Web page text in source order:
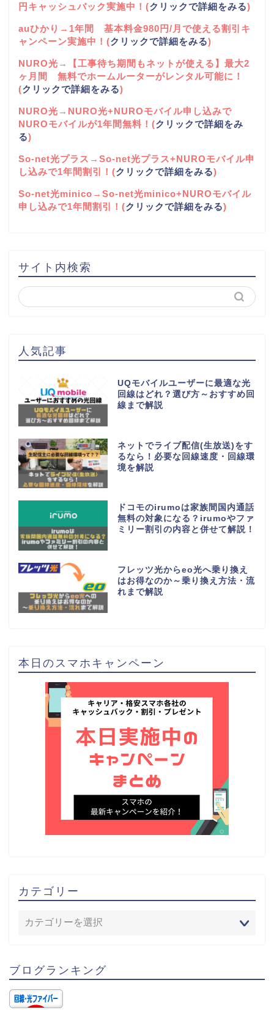
円キャッシュバック実施中！(クリックで詳細をみる)
auひかり→1年間 基本料金980円/月で使える割引キ
ャンペーン実施中！(クリックで詳細をみる)
NURO光→【工事待ち期間もネットが使える】最大2
ヶ月間 無料でホームルーターがレンタル可能に！
(クリックで詳細をみる)
NURO光→NURO光+NUROモバイル申し込みで
NUROモバイルが1年間無料！(クリックで詳細をみ
る)
So-net光プラス→So-net光プラス+NUROモバイル申
し込みで1年間割引！(クリックで詳細をみる)
So-net光minico→So-net光minico+NUROモバイル
申し込みで1年間割引！(クリックで詳細をみる)
サイト内検索
人気記事
UQモバイルユーザーに最適な光
回線はどれ？選び方～おすすめ回
線まで解説
ネットでライブ配信(生放送)をす
るなら！必要な回線速度・回線環
境を解説
ドコモのirumoは家族間国内通話
無料の対象になる？irumoやファ
ミリー割引の内容と併せて解説！
フレッツ光からeo光へ乗り換え
はお得なのか～乗り換え方法・流
れまで解説
本日のスマホキャンペーン
カテゴリー
ブログランキング